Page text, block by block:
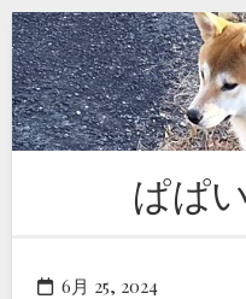
Skip
to
content
ぱぱ
6月 25, 2024